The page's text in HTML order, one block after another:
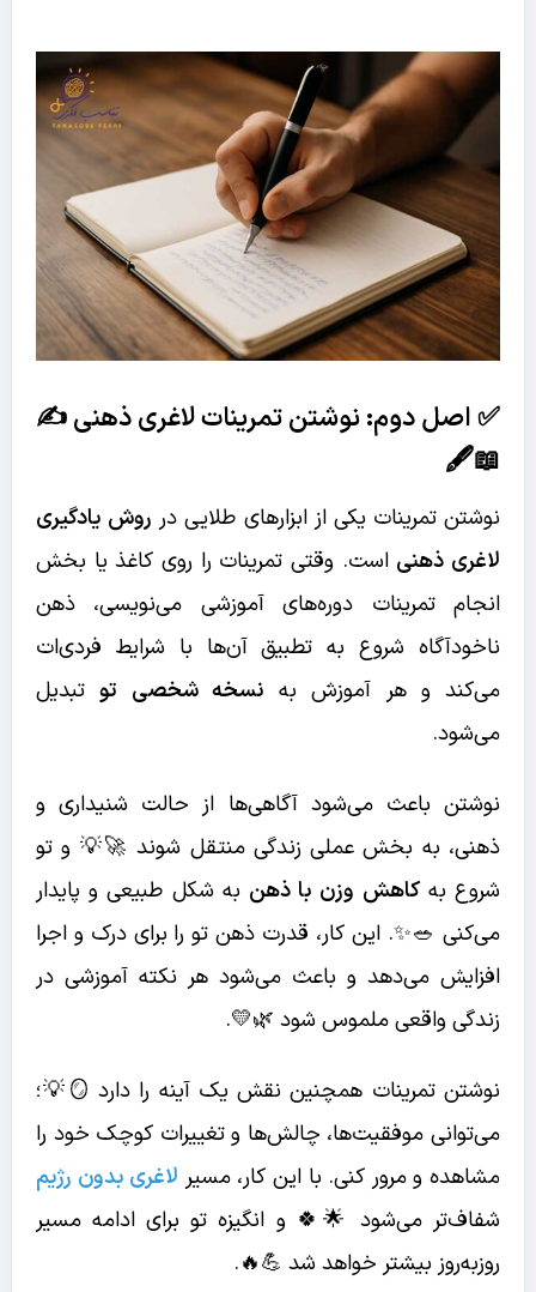
✅ اصل دوم: نوشتن تمرینات لاغری ذهنی ✍️
📖🖋️
نوشتن تمرینات یکی از ابزارهای طلایی در روش یادگیری
لاغری ذهنی است. وقتی تمرینات را روی کاغذ یا بخش
انجام تمرینات دوره‌های آموزشی می‌نویسی، ذهن
ناخودآگاه شروع به تطبیق آن‌ها با شرایط فردی‌ات
می‌کند و هر آموزش به نسخه شخصی توتبدیل
می‌شود.
نوشتن باعث می‌شود آگاهی‌ها از حالت شنیداری و
ذهنی، به بخش عملی زندگی منتقل شوند 🚀💡 و تو
شروع بهکاهش وزن با ذهن به شکل طبیعی و پایدار
می‌کنی 🥗✨. این کار، قدرت ذهن تو را برای درک و اجرا
افزایش می‌دهد و باعث می‌شود هر نکته آموزشی در
زندگی واقعی ملموس شود 🌿💛.
نوشتن تمرینات همچنین نقش یک آینه را دارد 🪞💡؛
می‌توانی موفقیت‌ها، چالش‌ها و تغییرات کوچک خود را
مشاهده و مرور کنی. با این کار، مسیر لاغری بدون رژیم
شفاف‌تر می‌شود 🌟🍀 و انگیزه تو برای ادامه مسیر
روزبه‌روز بیشتر خواهد شد 💪🔥.